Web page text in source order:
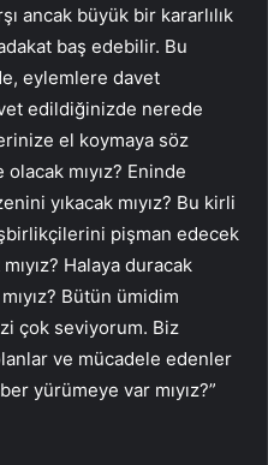
ancak büyük bir kararlılık
baş edebilir. Bu
eylemlere davet
edildiğinizde nerede
el koymaya söz
mıyız? Eninde
yıkacak mıyız? Bu kirli
pişman edecek
Halaya duracak
Bütün ümidim
çok seviyorum. Biz
ve mücadele edenler
yürümeye var mıyız?”